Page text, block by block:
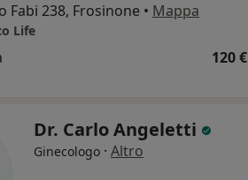
Fabi 238, Frosinone • Mappa
Life
120 €
Dr. Carlo Angeletti
Ginecologo · Altro